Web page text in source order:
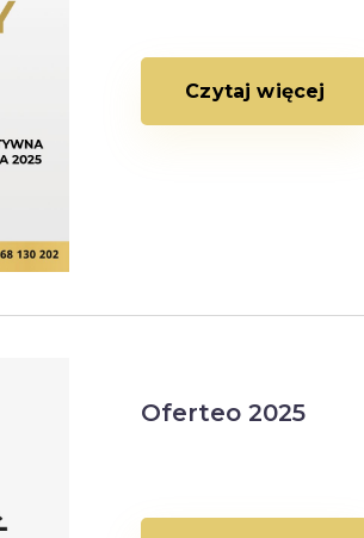
Czytaj więcej
Oferteo 2025